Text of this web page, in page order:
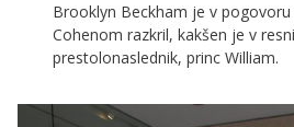
Brooklyn Beckham je v
Cohenom razkril, kakšen je v
prestolonaslednik, princ William.